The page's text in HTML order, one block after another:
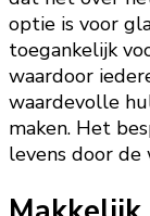
optie is voor
toegankelijk
waardoor
waardevolle
maken. Het
levens door